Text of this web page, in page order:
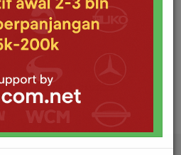
2021-09-30 01:22:23